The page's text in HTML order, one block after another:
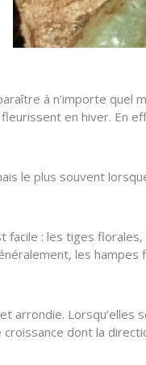
à n’importe quel
en hiver. En
le plus souvent
: les tiges
les
Lorsqu’elles
dont la